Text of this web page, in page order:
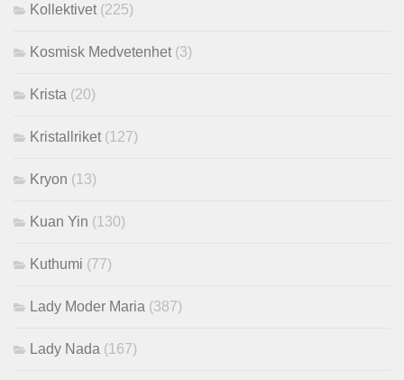
Kollektivet (225)
Kosmisk Medvetenhet (3)
Krista (20)
Kristallriket (127)
Kryon (13)
Kuan Yin (130)
Kuthumi (77)
Lady Moder Maria (387)
Lady Nada (167)